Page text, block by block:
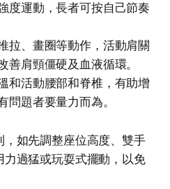
度運動，長者可按自己節奏
拉、畫圈等動作，活動肩關
善肩頸僵硬及血液循環。
和活動腰部和脊椎，有助增
問題者要量力而為。
如先調整座位高度、雙手
過猛或玩耍式擺動，以免